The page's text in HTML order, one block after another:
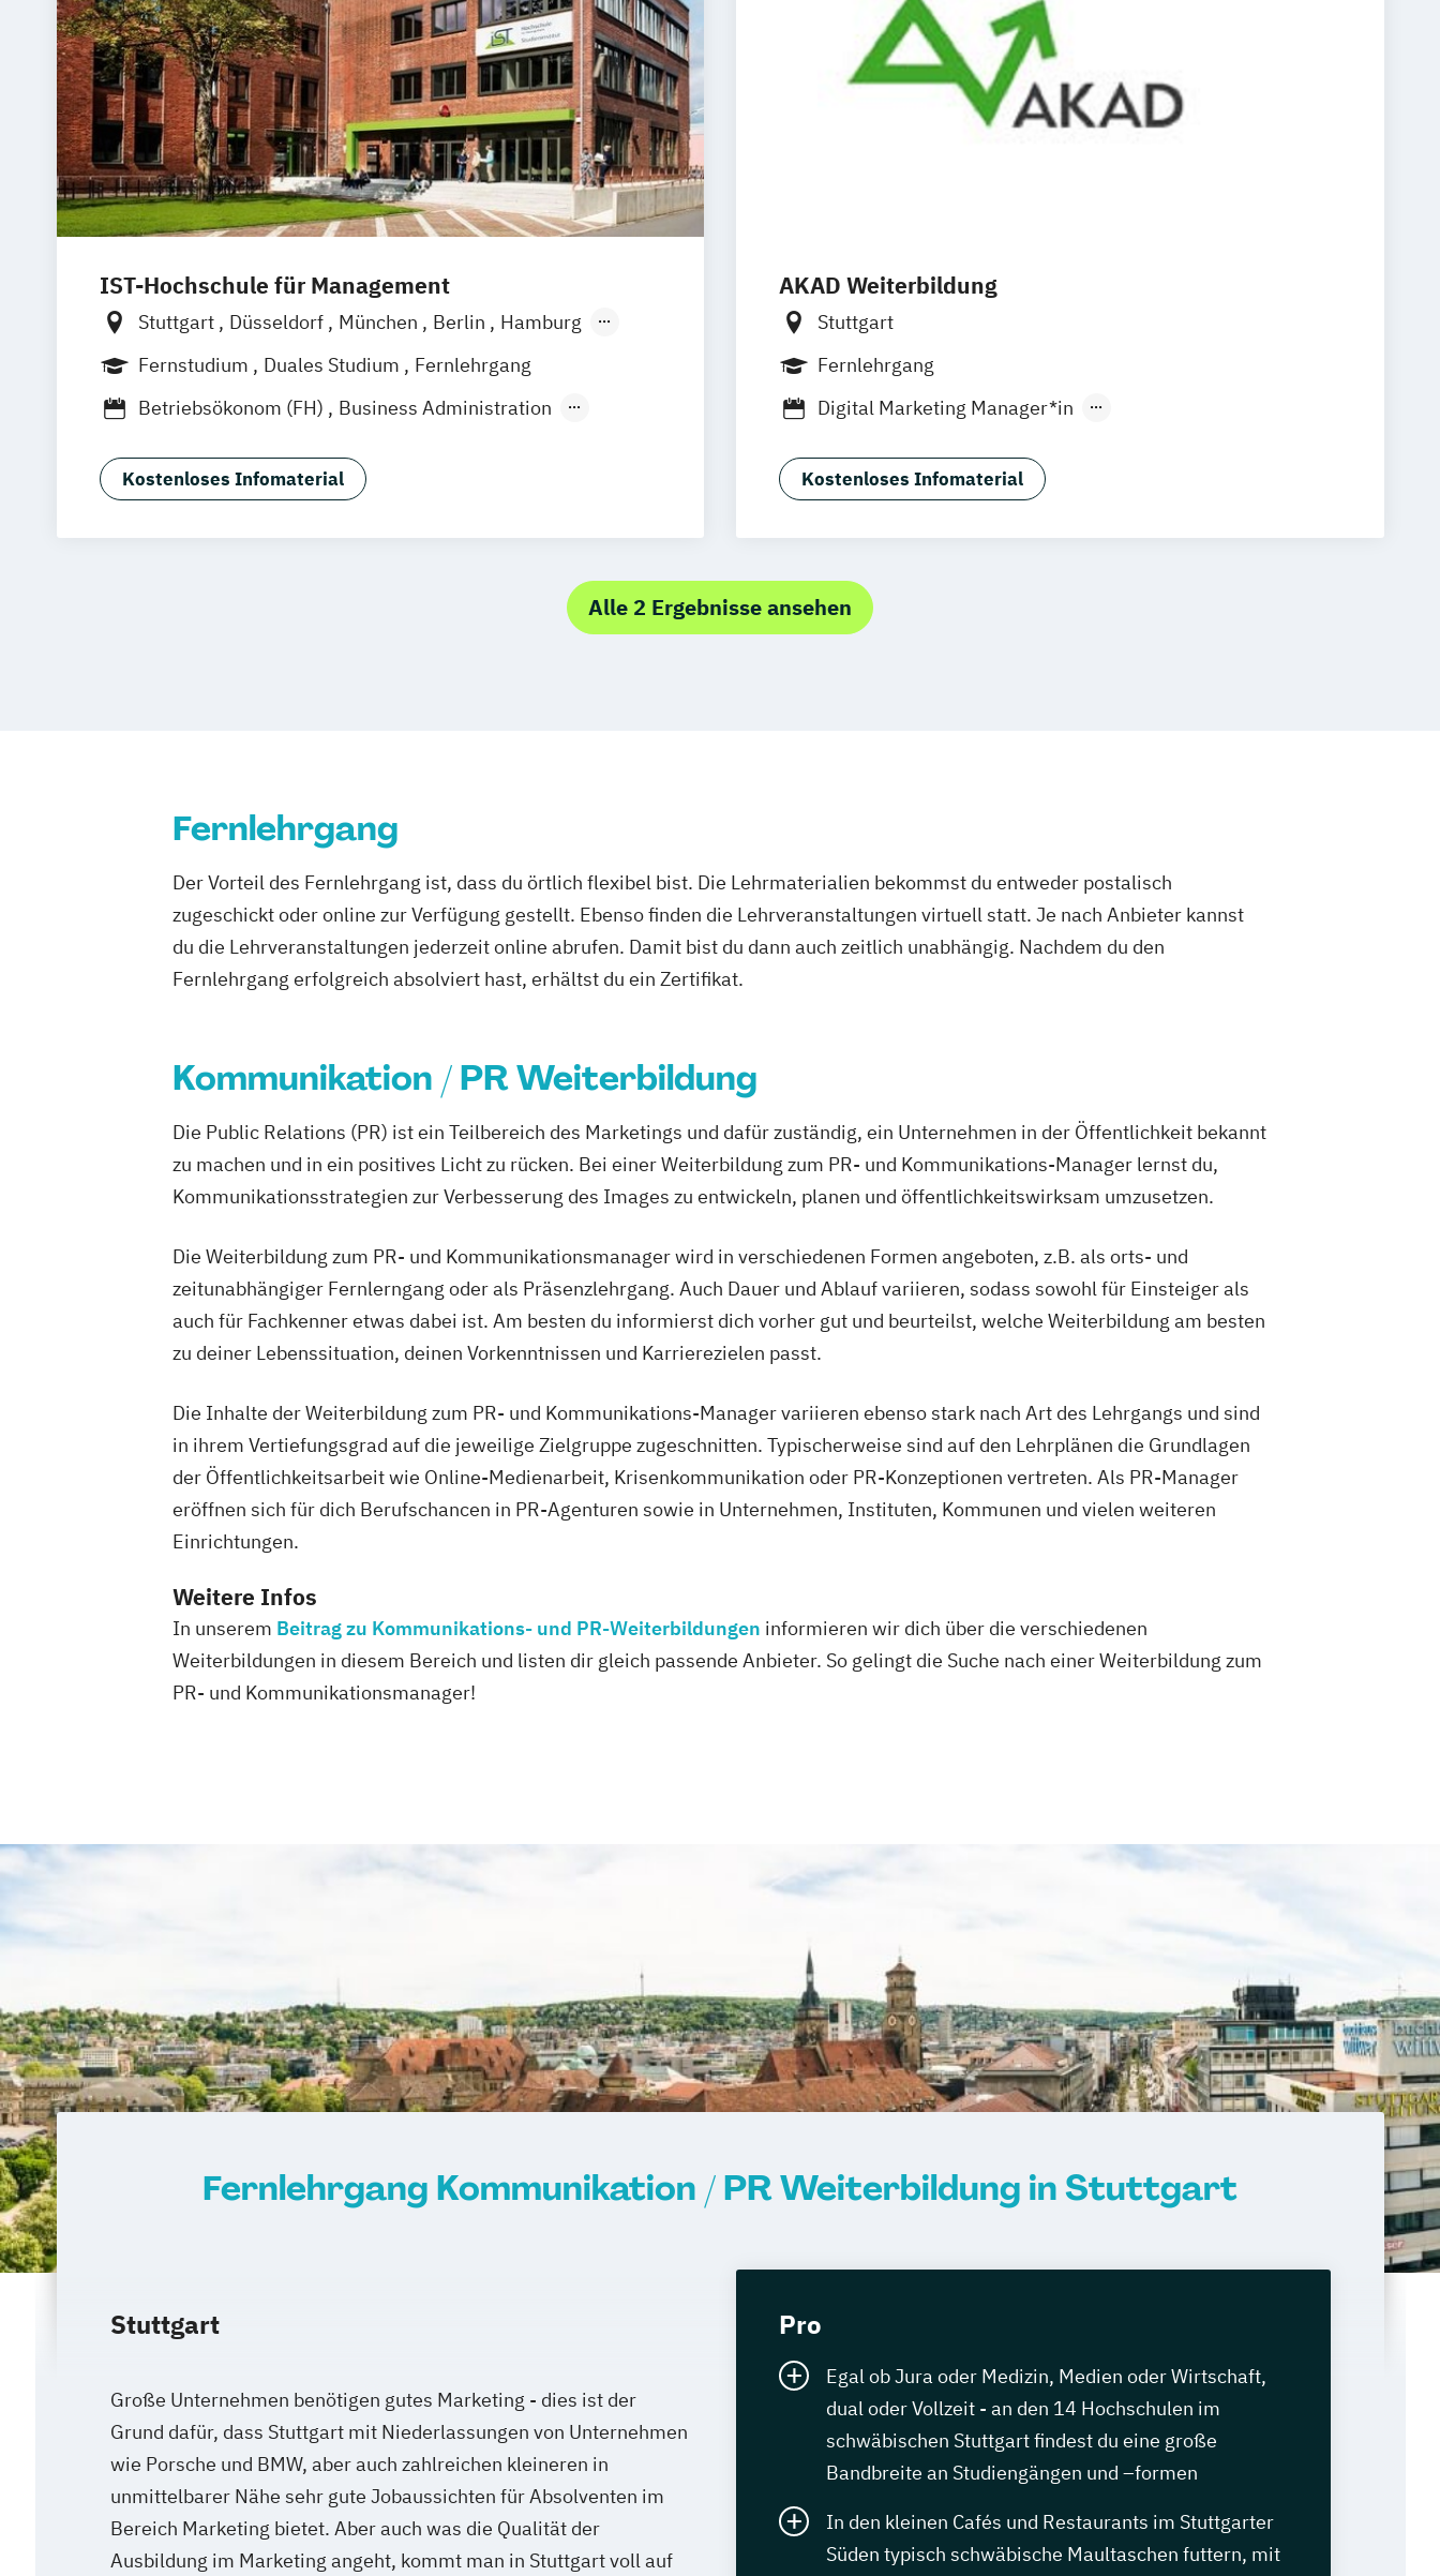
IST-Hochschule für Management
Stuttgart Düsseldorf München Berlin
Hamburg
Weil am Rhein
Frankfurt am Main Essen
Linz
Fernstudium Duales Studium
Fernlehrgang
Betriebsökonom (FH)
Business Administration
Digitalisierungsmanagement
Hotel- und Tourismusmarketing
Veranstaltungsökonom (FH) Vertriebsmanagement
Wirtschaftspsychologie
Kostenloses Infomaterial
AKAD Weiterbildung
Stuttgart
Fernlehrgang
Digital Marketing Manager*in
Referent*in Interkulturelle Wirtschaftskommunikation
Social Media Marketing Manager:in
Kostenloses Infomaterial
Alle 2 Ergebnisse ansehen
Fernlehrgang
Der Vorteil des Fernlehrgang ist, dass du örtlich flexibel bist. Die Lehrmaterialien bekommst du entweder postalisch
zugeschickt oder online zur Verfügung gestellt. Ebenso finden die Lehrveranstaltungen virtuell statt. Je nach Anbieter kannst
du die Lehrveranstaltungen jederzeit online abrufen. Damit bist du dann auch zeitlich unabhängig. Nachdem du den
Fernlehrgang erfolgreich absolviert hast, erhältst du ein Zertifikat.
Kommunikation / PR Weiterbildung
Die Public Relations (PR) ist ein Teilbereich des Marketings und dafür zuständig, ein Unternehmen in der Öffentlichkeit bekannt
zu machen und in ein positives Licht zu rücken. Bei einer Weiterbildung zum PR- und Kommunikations-Manager lernst du,
Kommunikationsstrategien zur Verbesserung des Images zu entwickeln, planen und öffentlichkeitswirksam umzusetzen.
Die Weiterbildung zum PR- und Kommunikationsmanager wird in verschiedenen Formen angeboten, z.B. als orts- und
zeitunabhängiger Fernlerngang oder als Präsenzlehrgang. Auch Dauer und Ablauf variieren, sodass sowohl für Einsteiger als
auch für Fachkenner etwas dabei ist. Am besten du informierst dich vorher gut und beurteilst, welche Weiterbildung am besten
zu deiner Lebenssituation, deinen Vorkenntnissen und Karrierezielen passt.
Die Inhalte der Weiterbildung zum PR- und Kommunikations-Manager variieren ebenso stark nach Art des Lehrgangs und sind
in ihrem Vertiefungsgrad auf die jeweilige Zielgruppe zugeschnitten. Typischerweise sind auf den Lehrplänen die Grundlagen
der Öffentlichkeitsarbeit wie Online-Medienarbeit, Krisenkommunikation oder PR-Konzeptionen vertreten. Als PR-Manager
eröffnen sich für dich Berufschancen in PR-Agenturen sowie in Unternehmen, Instituten, Kommunen und vielen weiteren
Einrichtungen.
Weitere Infos
In unserem Beitrag zu Kommunikations- und PR-Weiterbildungen informieren wir dich über die verschiedenen
Weiterbildungen in diesem Bereich und listen dir gleich passende Anbieter. So gelingt die Suche nach einer Weiterbildung zum
PR- und Kommunikationsmanager!
Fernlehrgang Kommunikation / PR Weiterbildung in Stuttgart
Stuttgart
Große Unternehmen benötigen gutes Marketing - dies ist der
Grund dafür, dass Stuttgart mit Niederlassungen von Unternehmen
wie Porsche und BMW, aber auch zahlreichen kleineren in
unmittelbarer Nähe sehr gute Jobaussichten für Absolventen im
Bereich Marketing bietet. Aber auch was die Qualität der
Ausbildung im Marketing angeht, kommt man in Stuttgart voll auf
Pro
Egal ob Jura oder Medizin, Medien oder Wirtschaft,
dual oder Vollzeit - an den 14 Hochschulen im
schwäbischen Stuttgart findest du eine große
Bandbreite an Studiengängen und –formen
In den kleinen Cafés und Restaurants im Stuttgarter
Süden typisch schwäbische Maultaschen futtern, mit